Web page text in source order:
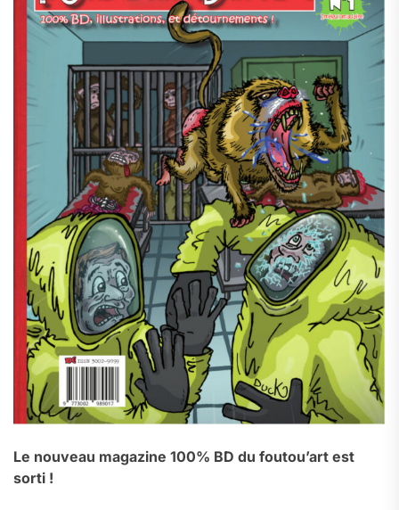
Le nouveau magazine 100% BD du foutou’art est
sorti !